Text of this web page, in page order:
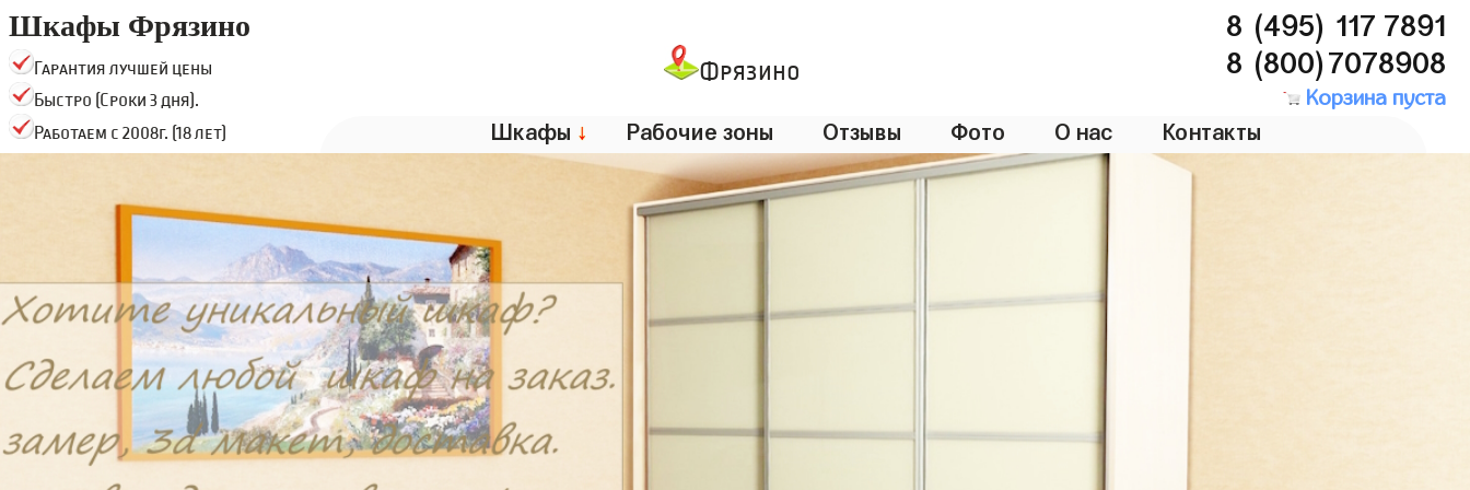
Шкафы Фрязино
Гарантия лучшей цены
Быстро (Сроки 3 дня).
Работаем с 2008г. (18 лет)
Фрязино
8 (495) 117 7891
8 (800)7078908
Корзина пуста
Шкафы ↓ Рабочие зоны Отзывы Фото О нас Контакты